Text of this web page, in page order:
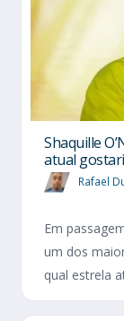
Shaquille
atual
Rafael
Em
um dos
qual estrela